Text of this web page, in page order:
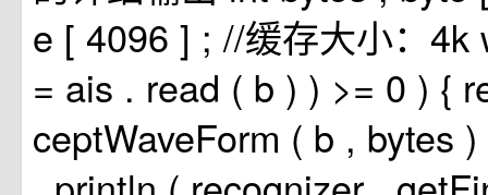
e [ 4096 ] ;//缓存大小：4k
= ais . read ( b ) ) >= 0 ) {
ceptWaveForm ( b , bytes )